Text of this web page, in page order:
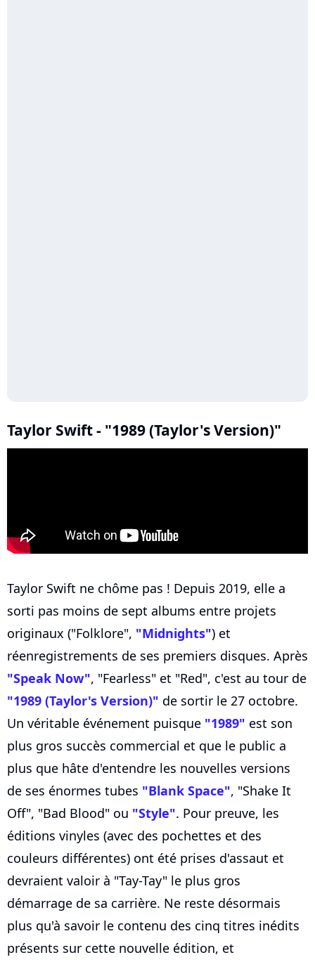
Taylor Swift - "1989 (Taylor's Version)"
Taylor Swift ne chôme pas ! Depuis 2019, elle a
sorti pas moins de sept albums entre projets
originaux ("Folklore", "Midnights") et
réenregistrements de ses premiers disques. Après
"Speak Now", "Fearless" et "Red", c'est au tour de
"1989 (Taylor's Version)" de sortir le 27 octobre.
Un véritable événement puisque "1989" est son
plus gros succès commercial et que le public a
plus que hâte d'entendre les nouvelles versions
de ses énormes tubes "Blank Space", "Shake It
Off", "Bad Blood" ou "Style". Pour preuve, les
éditions vinyles (avec des pochettes et des
couleurs différentes) ont été prises d'assaut et
devraient valoir à "Tay-Tay" le plus gros
démarrage de sa carrière. Ne reste désormais
plus qu'à savoir le contenu des cinq titres inédits
présents sur cette nouvelle édition, et